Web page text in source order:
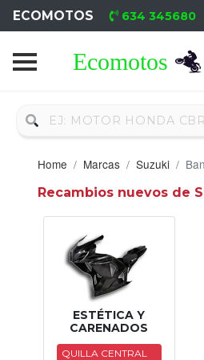
ECOMOTOS 634 345680
Home
Usado
Neumáticos
Campa
Motores
Nuevos
Motores
Usados
Home Marcas Suzuki
Recambios nuevos de
ESTÉTICA Y
CARENADOS
QUILLA CENTRAL